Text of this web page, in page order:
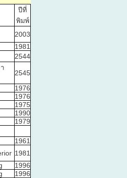
ปีที่
พิมพ์
2003
1981
2544
2545
1976
1976
1975
1990
1979
1961
1981
1996
1996